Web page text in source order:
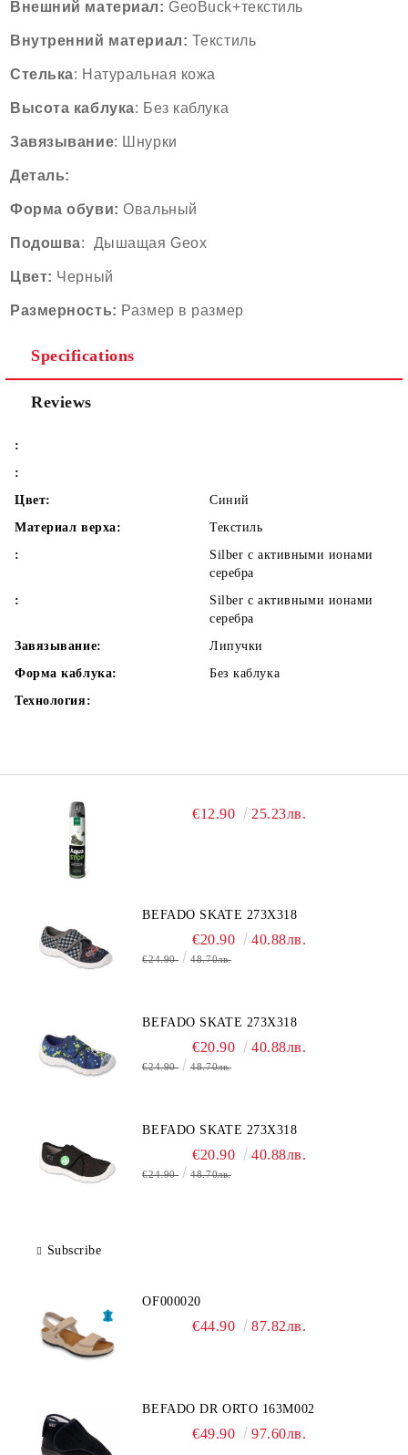
Внешний материал: GeoBuck+текстиль
Внутренний материал: Текстиль
Стелька: Натуральная кожа
Высота каблука: Без каблука
Завязывание: Шнурки
Деталь:
Форма обуви: Oвальный
Подошва: Дышащая Geox
Цвет: Черный
Размерность: Размер в размер
Specifications
Reviews
:
:
Цвет:
Синий
Материал верха:
Текстиль
:
Silber с активными ионами
серебра
:
Silber с активными ионами
серебра
Завязывание:
Липучки
Форма каблука:
Без каблука
Технология:
€12.90 25.23лв.
BEFADO SKATE 273X318
€20.90 40.88лв.
€24.90 48.70лв.
BEFADO SKATE 273X318
€20.90 40.88лв.
€24.90 48.70лв.
BEFADO SKATE 273X318
€20.90 40.88лв.
€24.90 48.70лв.
Subscribe
OF000020
€44.90 87.82лв.
BEFADO DR ORTO 163M002
€49.90 97.60лв.